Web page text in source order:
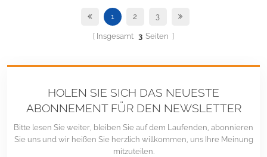
einfach zu installieren ist und zu wettbewerbsfähigen
Kosten sicher auf dem Dach befestigt wird. Für weitere
Informationen klicken Sie bitte Zweireihige Q...
1 2 3
Insgesamt 3 Seiten
HOLEN SIE SICH DAS NEUESTE
ABONNEMENT FÜR DEN NEWSLETTER
Bitte lesen Sie weiter, bleiben Sie auf dem Laufenden, abonnieren
Sie uns und wir heißen Sie herzlich willkommen, uns Ihre Meinung
mitzuteilen.